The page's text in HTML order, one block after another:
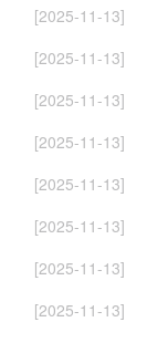
[2025-11-13]
[2025-11-13]
[2025-11-13]
[2025-11-13]
[2025-11-13]
[2025-11-13]
[2025-11-13]
[2025-11-13]